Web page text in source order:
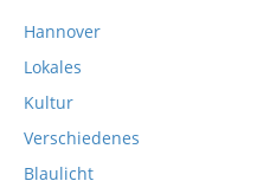
Hannover
Lokales
Kultur
Verschiedenes
Blaulicht